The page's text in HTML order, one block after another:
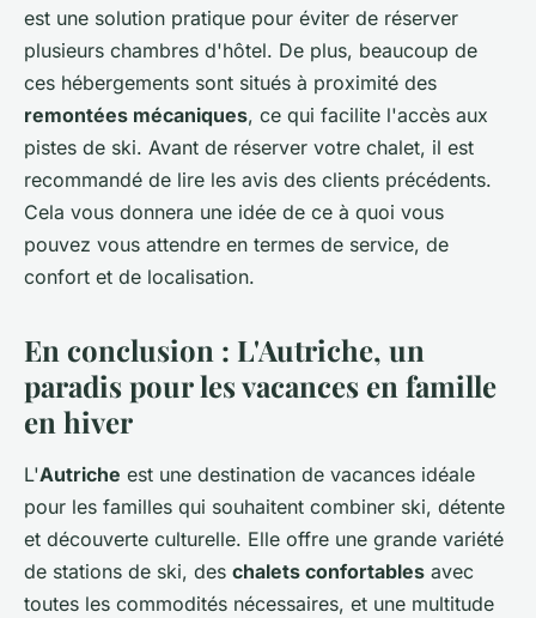
est une solution pratique pour éviter de réserver
plusieurs chambres d'hôtel. De plus, beaucoup de
ces hébergements sont situés à proximité des
remontées mécaniques, ce qui facilite l'accès aux
pistes de ski. Avant de réserver votre chalet, il est
recommandé de lire les avis des clients précédents.
Cela vous donnera une idée de ce à quoi vous
pouvez vous attendre en termes de service, de
confort et de localisation.
En conclusion : L'Autriche, un
paradis pour les vacances en famille
en hiver
L'Autriche est une destination de vacances idéale
pour les familles qui souhaitent combiner ski, détente
et découverte culturelle. Elle offre une grande variété
de stations de ski, des chalets confortables avec
toutes les commodités nécessaires, et une multitude